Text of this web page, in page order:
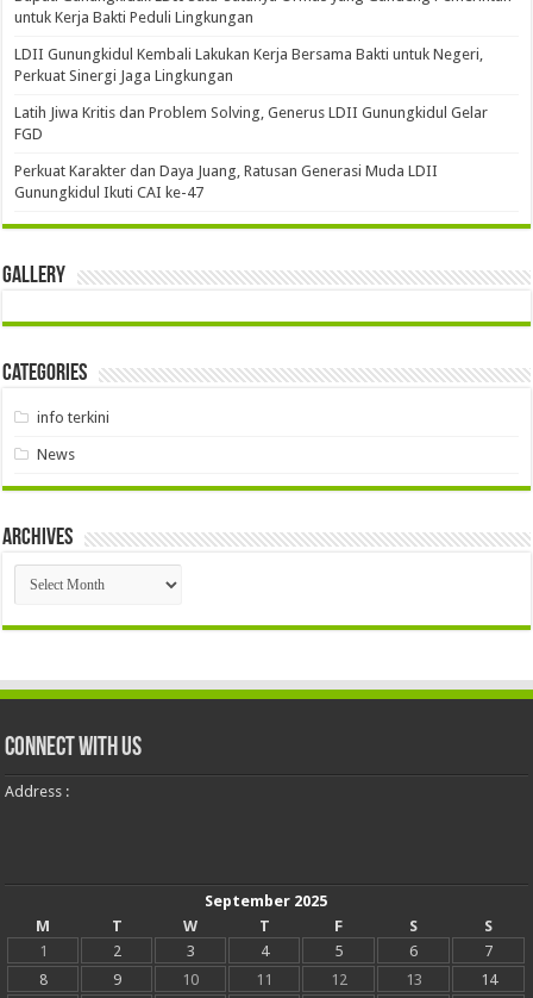
untuk Kerja Bakti Peduli Lingkungan
LDII Gunungkidul Kembali Lakukan Kerja Bersama Bakti untuk Negeri,
Perkuat Sinergi Jaga Lingkungan
Latih Jiwa Kritis dan Problem Solving, Generus LDII Gunungkidul Gelar
FGD
Perkuat Karakter dan Daya Juang, Ratusan Generasi Muda LDII
Gunungkidul Ikuti CAI ke-47
Gallery
Categories
info terkini
News
Archives
Archives
Connect With Us
Address :
September 2025
M
T W T F S
S
1
2 3 4 5 6
7
8
9 10 11 12 13 14